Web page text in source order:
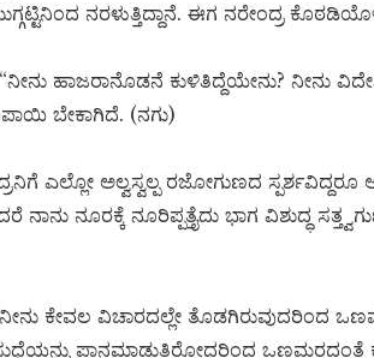
ನರಳುತ್ತಿದ್ದಾನೆ. ಈಗ ನರೇಂದ್ರ
“ನೀನು ಹಾಜರಾನೊಡನೆ ಕುಳಿತಿದ್ದೆಯೇನು? ನೀನು
ಬೇಕಾಗಿದೆ. (ನಗು)
ಎಲ್ಲೋ ಅಲ್ವಸ್ವಲ್ಪ ರಜೋಗುಣದ ಸ್ಪರ್ಶವಿದ್ದರೂ
ನಾನು ನೂರಕ್ಕೆ ನೂರಿಪ್ಪತ್ತೈದು ಭಾಗ ವಿಶುದ್ಧ
ಕೇವಲ ವಿಚಾರದಲ್ಲೇ ತೊಡಗಿರುವುದರಿಂದ
ಪಾನಮಾಡುತ್ತಿರೋದರಿಂದ ಒಣಮರದಂತೆ